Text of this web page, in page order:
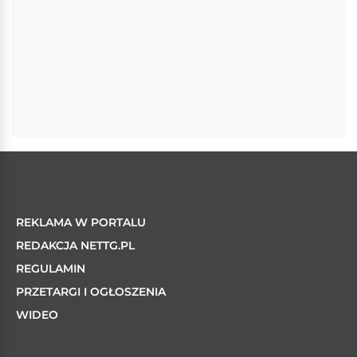
REKLAMA W PORTALU
REDAKCJA NETTG.PL
REGULAMIN
PRZETARGI I OGŁOSZENIA
WIDEO